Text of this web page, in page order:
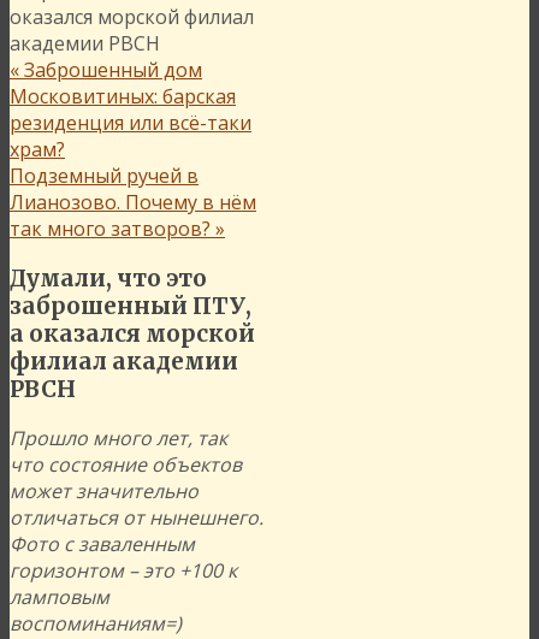
оказался морской филиал
академии РВСН
«Заброшенный дом
Московитиных: барская
резиденция или всё-таки
храм?
Подземный ручей в
Лианозово. Почему в нём
так много затворов? »
Думали, что это
заброшенный ПТУ,
а оказался морской
филиал академии
РВСН
Прошло много лет, так
что состояние объектов
может значительно
отличаться от нынешнего.
Фото с заваленным
горизонтом – это +100 к
ламповым
воспоминаниям=)